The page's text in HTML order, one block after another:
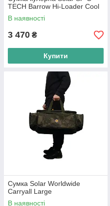
TECH Barrow Hi-Loader Cool
В наявності
3 470 ₴
Купити
Сумка Solar Worldwide
Carryall Large
В наявності